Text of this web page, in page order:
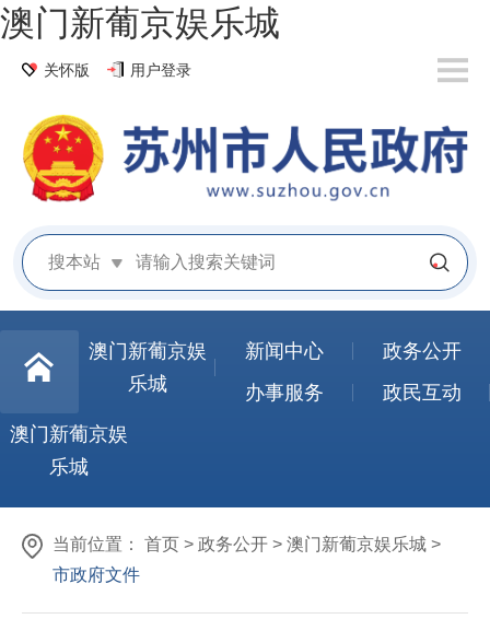
澳门新葡京娱乐城
关怀版 用户登录
搜本站
澳门新葡京娱
乐城
新闻中心
政务公开
办事服务
政民互动
澳门新葡京娱
乐城
当前位置： 首页 > 政务公开 > 澳门新葡京娱乐城 >
市政府文件